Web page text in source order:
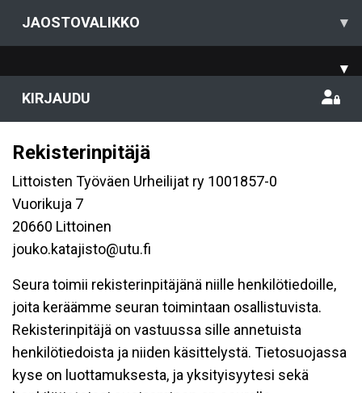
JAOSTOVALIKKO ▾
▾
KIRJAUDU
Rekisterinpitäjä
Littoisten Työväen Urheilijat ry 1001857-0
Vuorikuja 7
20660 Littoinen
jouko.katajisto@utu.fi
Seura toimii rekisterinpitäjänä niille henkilötiedoille,
joita keräämme seuran toimintaan osallistuvista.
Rekisterinpitäjä on vastuussa sille annetuista
henkilötiedoista ja niiden käsittelystä. Tietosuojassa
kyse on luottamuksesta, ja yksityisyytesi sekä